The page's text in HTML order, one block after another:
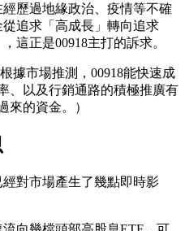
經歷過地緣政治、疫情等不確
追求「高成長」轉向追求
這正是00918主打的訴求。
根據市場推測，00918能快速成
、以及行銷通路的積極推廣有
來的資金。）
對市場產生了幾點即時影